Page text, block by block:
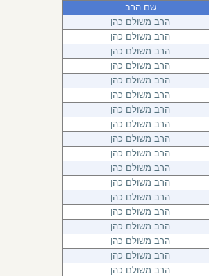
שם הרב
הרב משולם כהן
הרב משולם כהן
הרב משולם כהן
הרב משולם כהן
הרב משולם כהן
הרב משולם כהן
הרב משולם כהן
הרב משולם כהן
הרב משולם כהן
הרב משולם כהן
הרב משולם כהן
הרב משולם כהן
הרב משולם כהן
הרב משולם כהן
הרב משולם כהן
הרב משולם כהן
הרב משולם כהן
הרב משולם כהן